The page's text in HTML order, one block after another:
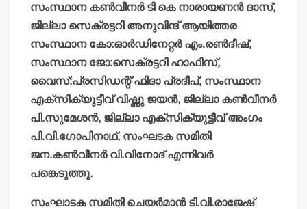
സംസ്ഥാന കണ്‍വീനര്‍ ടി കെ നാരായണന്‍ ദാസ്,
ജില്ലാ സെക്രട്ടറി അനുവിന്ദ് ആയിത്തര
സംസ്ഥാന കോ:ഓര്‍ഡിനേറ്റര്‍ എം.രണ്‍ദീഷ്,
സംസ്ഥാന ജോ:സെക്രട്ടറി ഹാഫിസ്,
വൈസ്:പ്രസിഡന്റ് ഫിദാ പ്രദീപ്, സംസ്ഥാന
എക്‌സിക്യുട്ടീവ് വിഷ്ണു ജയന്‍, ജില്ലാ കണ്‍വീനര്‍
പി.സുമേശന്‍, ജില്ലാ എക്‌സിക്യുട്ടീവ് അംഗം
പി.വി.ഗോപിനാഥ്, സംഘടക സമിതി
ജന.കണ്‍വീനര്‍ വി.വിനോദ് എന്നിവര്‍
പങ്കെടുത്തു.
സംഘാടക സമിതി ചെയര്‍മാന്‍ ടി.വി.രാജേഷ്